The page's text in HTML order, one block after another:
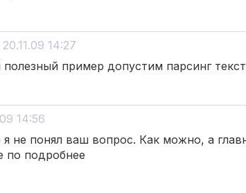
20.11.09 14:27
пример допустим парсинг
14:56
не понял ваш вопрос. Как можно, а
по подробнее